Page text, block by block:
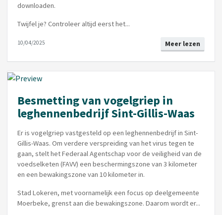
downloaden.
Twijfel je? Controleer altijd eerst het...
Meer lezen
10/04/2025
Besmetting van vogelgriep in
leghennenbedrijf Sint-Gillis-Waas
Er is vogelgriep vastgesteld op een leghennenbedrijf in Sint-
Gillis-Waas. Om verdere verspreiding van het virus tegen te
gaan, stelt het Federaal Agentschap voor de veiligheid van de
voedselketen (FAVV) een beschermingszone van 3 kilometer
en een bewakingszone van 10 kilometer in.
Stad Lokeren, met voornamelijk een focus op deelgemeente
Moerbeke, grenst aan die bewakingszone. Daarom wordt er...